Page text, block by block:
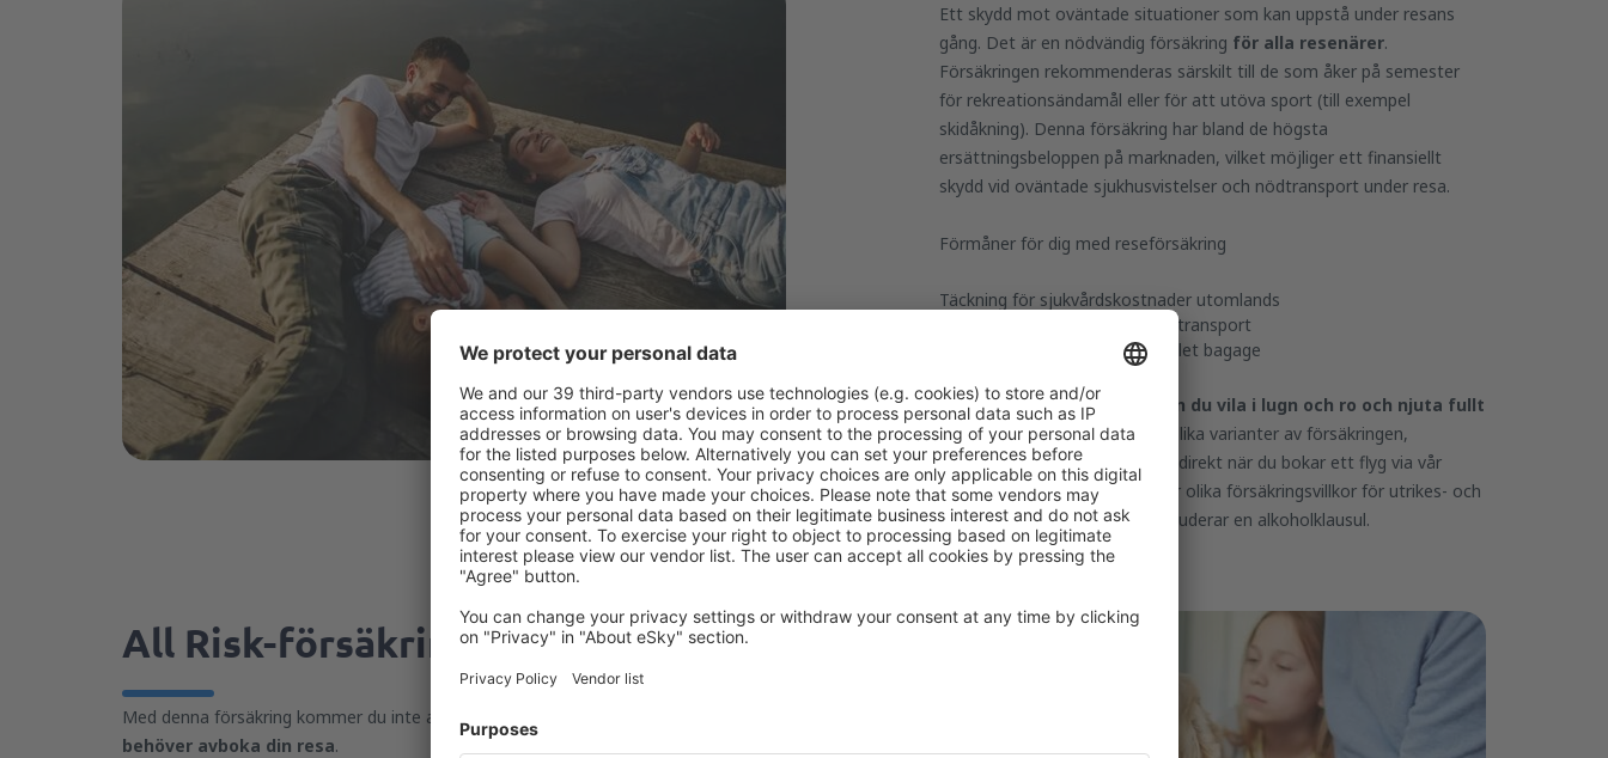
Ett skydd mot oväntade situationer som kan uppstå under resans
gång. Det är en nödvändig försäkring för alla resenärer.
Försäkringen rekommenderas särskilt till de som åker på semester
för rekreationsändamål eller för att utöva sport (till exempel
skidåkning). Denna försäkring har bland de högsta
ersättningsbeloppen på marknaden, vilket möjliger ett finansiellt
skydd vid oväntade sjukhusvistelser och nödtransport under resa.
Förmåner för dig med reseförsäkring
Täckning för sjukvårdskostnader utomlands
Täckning av kostnader för sjuktransport
Ersättning för förlorat eller stulet bagage
Tack vare reseförsäkringen
kan du vila i lugn och ro och njuta fullt
ut av din resa. Du kan köpa olika varianter av försäkringen,
skräddarsytt efter dina behov, direkt när du bokar ett flyg via vår
hemsida. Tänk på att det gäller olika försäkringsvillkor för utrikes- och
inrikesresor. Vissa varianter inkluderar en alkoholklausul.
All Risk-försäkring
Med denna försäkring kommer du inte att förlora pengar
behöver avboka din resa.